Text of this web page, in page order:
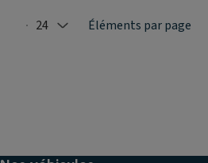
Selected: 24
24 Éléments par page